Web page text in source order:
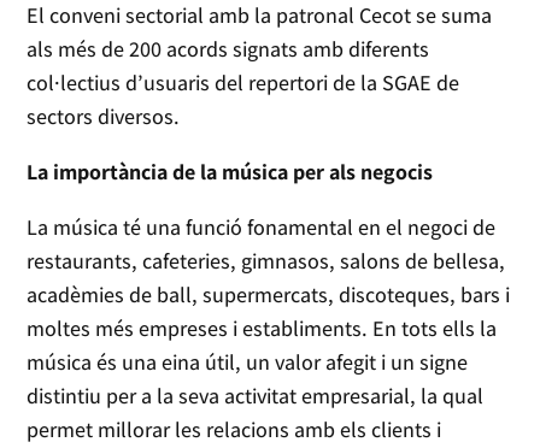
El conveni sectorial amb la patronal Cecot se suma
als més de 200 acords signats amb diferents
col·lectius d’usuaris del repertori de la SGAE de
sectors diversos.
La importància de la música per als negocis
La música té una funció fonamental en el negoci de
restaurants, cafeteries, gimnasos, salons de bellesa,
acadèmies de ball, supermercats, discoteques, bars i
moltes més empreses i establiments. En tots ells la
música és una eina útil, un valor afegit i un signe
distintiu per a la seva activitat empresarial, la qual
permet millorar les relacions amb els clients i